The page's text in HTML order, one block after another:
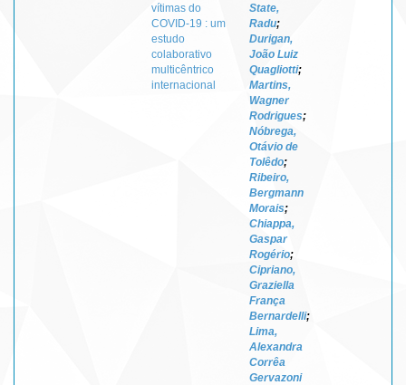
vítimas do
COVID-19 : um
estudo
colaborativo
multicêntrico
internacional
State,
Radu;
Durigan,
João Luiz
Quagliotti;
Martins,
Wagner
Rodrigues;
Nóbrega,
Otávio de
Tolêdo;
Ribeiro,
Bergmann
Morais;
Chiappa,
Gaspar
Rogério;
Cipriano,
Graziella
França
Bernardelli;
Lima,
Alexandra
Corrêa
Gervazoni